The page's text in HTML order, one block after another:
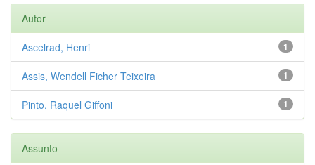
Autor
1
Ascelrad, Henri
1
Assis, Wendell Ficher Teixeira
1
Pinto, Raquel Giffoni
Assunto